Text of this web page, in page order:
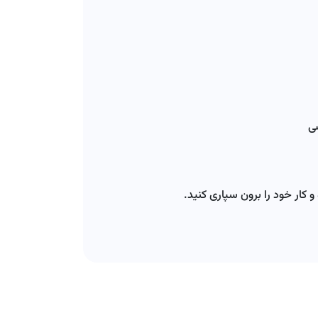
کار خود را برون سپاری کنید.